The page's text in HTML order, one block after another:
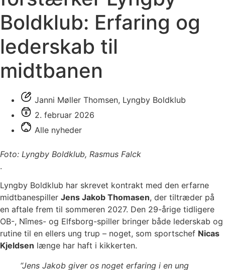
Boldklub: Erfaring og
lederskab til
midtbanen
Janni Møller Thomsen, Lyngby Boldklub
2. februar 2026
Alle nyheder
Foto: Lyngby Boldklub, Rasmus Falck
.
Lyngby Boldklub har skrevet kontrakt med den erfarne
midtbanespiller Jens Jakob Thomasen, der tiltræder på
en aftale frem til sommeren 2027. Den 29-årige tidligere
OB-, Nîmes- og Elfsborg-spiller bringer både lederskab og
rutine til en ellers ung trup – noget, som sportschef Nicas
Kjeldsen længe har haft i kikkerten.
“Jens Jakob giver os noget erfaring i en ung